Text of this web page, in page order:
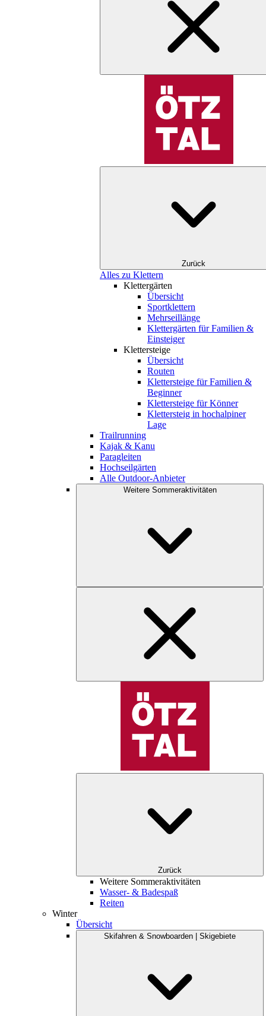
Zurück
Alles zu Klettern
Klettergärten
Übersicht
Sportklettern
Mehrseillänge
Klettergärten für Familien &
Einsteiger
Klettersteige
Übersicht
Routen
Klettersteige für Familien &
Beginner
Klettersteige für Könner
Klettersteig in hochalpiner
Lage
Trailrunning
Kajak & Kanu
Paragleiten
Hochseilgärten
Alle Outdoor-Anbieter
Weitere Sommeraktivitäten
Zurück
Weitere Sommeraktivitäten
Wasser- & Badespaß
Reiten
Winter
Übersicht
Skifahren & Snowboarden | Skigebiete